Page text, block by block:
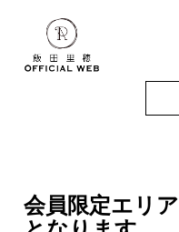
会員限定エリア